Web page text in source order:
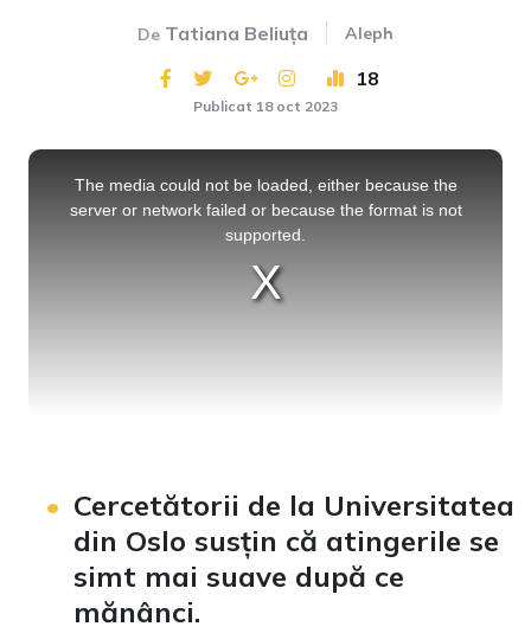
De Tatiana Beliuța Aleph
18
Publicat 18 oct 2023
This
The media could not be loaded, either because the
server or network failed or because the format is not
supported.
Cercetătorii de la Universitatea
din Oslo susțin că atingerile se
simt mai suave după ce
mănânci.